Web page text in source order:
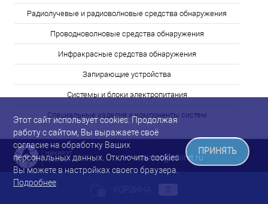
Радиолучевые и радиоволновые средства обнаружения
Проводноволновые средства обнаружения
Инфракрасные средства обнаружения
Запирающие устройства
Системы и блоки электропитания
Специальные изделия и компоненты систем
market@nikiret.ru
КОРЗИНА 0
Этот сайт использует cookies. Продолжая
работу с сайтом, Вы выражаете своё
согласие на обработку Ваших
персональных данных. Отключить cookies
Вы можете в настройках своего браузера.
Подробнее
ПРИНЯТЬ